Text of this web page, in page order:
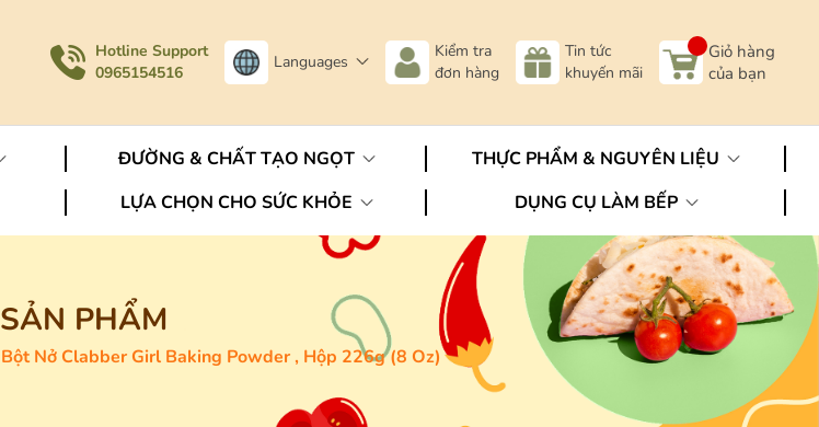
Hotline Support
0965154516
Languages
Kiểm tra
đơn hàng
Tin tức
khuyến mãi
Giỏ hàng
của bạn
ĐƯỜNG & CHẤT TẠO NGỌT
THỰC PHẨM & NGUYÊN LIỆU
LỰA CHỌN CHO SỨC KHỎE DỤNG CỤ LÀM BẾP
SẢN PHẨM
Bột Nở Clabber Girl Baking Powder , Hộp 226g (8 Oz)